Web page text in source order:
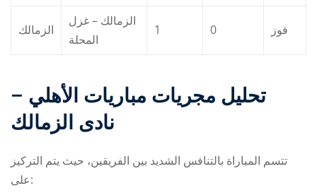
الزمالك
الزمالك – غزل
المحلة
1 0 فوز
تحليل مجريات مباريات الأهلي –
نادى الزمالك
تتسم المباراة بالتنافس الشديد بين الفريقين، حيث يتم التركيز
على: